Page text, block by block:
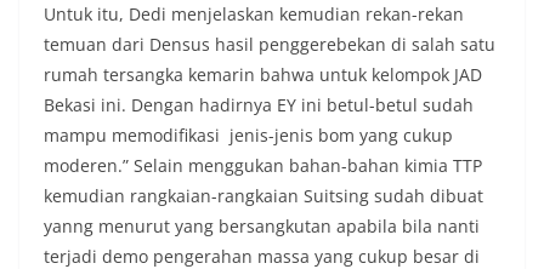
Untuk itu, Dedi menjelaskan kemudian rekan-rekan
temuan dari Densus hasil penggerebekan di salah satu
rumah tersangka kemarin bahwa untuk kelompok JAD
Bekasi ini. Dengan hadirnya EY ini betul-betul sudah
mampu memodifikasi jenis-jenis bom yang cukup
moderen.” Selain menggukan bahan-bahan kimia TTP
kemudian rangkaian-rangkaian Suitsing sudah dibuat
yanng menurut yang bersangkutan apabila bila nanti
terjadi demo pengerahan massa yang cukup besar di